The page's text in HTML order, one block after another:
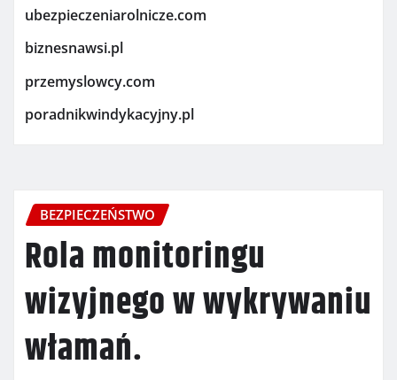
ubezpieczeniarolnicze.com
biznesnawsi.pl
przemyslowcy.com
poradnikwindykacyjny.pl
BEZPIECZEŃSTWO
Rola monitoringu
wizyjnego w wykrywaniu
włamań.